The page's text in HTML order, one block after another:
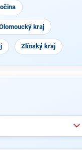
kraj
Zlínský kraj